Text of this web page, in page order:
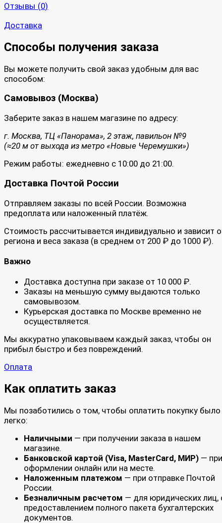
Отзывы (0)
Доставка
Способы получения заказа
Вы можете получить свой заказ удобным для вас
способом:
Самовывоз (Москва)
Заберите заказ в нашем магазине по адресу:
г. Москва, ТЦ «Панорама», 2 этаж, павильон №9
(≈20 м от выхода из метро «Новые Черемушки»)
Режим работы: ежедневно с 10:00 до 21:00.
Доставка Почтой России
Отправляем заказы по всей России. Возможна
предоплата или наложенный платёж.
Стоимость рассчитывается индивидуально и зависит
региона и веса заказа (в среднем от 200 ₽ до 1000 ₽).
Важно
Доставка доступна при заказе от 10 000 ₽.
Заказы на меньшую сумму выдаются только
самовывозом.
Курьерская доставка по Москве временно не
осуществляется.
Мы аккуратно упаковываем каждый заказ, чтобы он
прибыл быстро и без повреждений.
Оплата
Как оплатить заказ
Мы позаботились о том, чтобы оплатить покупку было
легко:
Наличными — при получении заказа в нашем
магазине.
Банковской картой (Visa, MasterCard, МИР) — при
оформлении онлайн или на месте.
Наложенным платежом — при отправке Почтой
России.
Безналичным расчетом — для юридических лиц,
предоставлением полного пакета бухгалтерских
документов.